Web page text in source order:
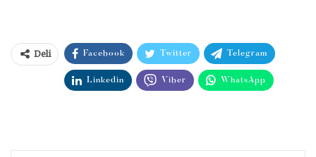
Deli Facebook Twitter Telegram
Linkedin Viber WhatsApp